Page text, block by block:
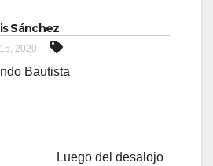
Sánchez
2020
Bautista
Luego del desalojo